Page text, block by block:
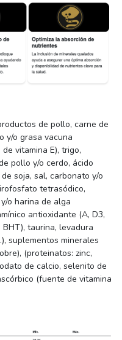
de pollo, carne de
y/o grasa vacuna
vitamina E), trigo,
pollo y/o cerdo, ácido
soja, sal, carbonato y/o
tetrasódico,
o harina de alga
antioxidante (A, D3,
BHT), taurina, levadura
suplementos minerales
(proteinatos: zinc,
de calcio, selenito de
(fuente de vitamina